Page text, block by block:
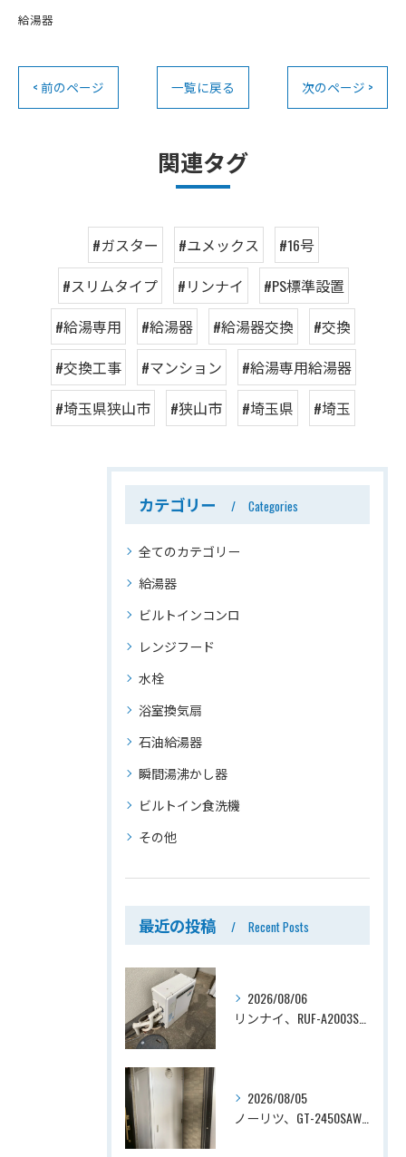
給湯器
< 前のページ 一覧に戻る 次のページ >
関連タグ
#ガスター #ユメックス
#16号
#スリムタイプ
#リンナイ
#PS標準設置
#給湯専用
#給湯器 #給湯器交換
#交換
#交換工事
#マンション
#給湯専用給湯器
#埼玉県狭山市
#狭山市 #埼玉県 #埼玉
カテゴリー Categories
全てのカテゴリー
給湯器
ビルトインコンロ
レンジフード
水栓
浴室換気扇
石油給湯器
瞬間湯沸かし器
ビルトイン食洗機
その他
最近の投稿 Recent Posts
2026/08/06
2026/08/05